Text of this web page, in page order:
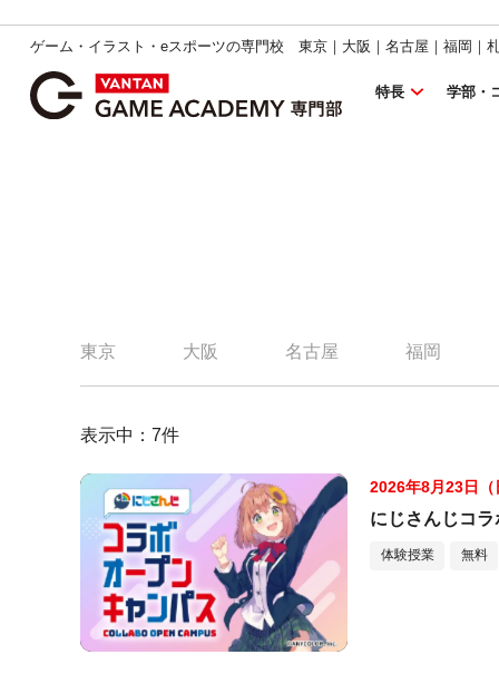
ゲーム・イラスト・eスポーツの専門校 東京｜大阪｜名古屋｜福岡｜
特長 学部・
東京 大阪 名古屋 福岡
表示中： 7件
2026年8月23日（
にじさんじコ
体験授業 無料